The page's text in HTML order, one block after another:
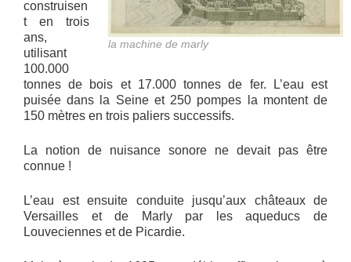
la machine de marly
construisen
t en trois
ans,
utilisant
100.000
tonnes de bois et 17.000 tonnes de fer. L’eau est
puisée dans la Seine et 250 pompes la montent de
150 mètres en trois paliers successifs.
La notion de nuisance sonore ne devait pas être
connue !
L’eau est ensuite conduite jusqu’aux châteaux de
Versailles et de Marly par les aqueducs de
Louveciennes et de Picardie.